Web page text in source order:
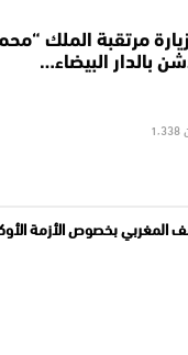
مرتقبة الملك
بالدار البيضاء…
المغربي بخصوص الأزمة